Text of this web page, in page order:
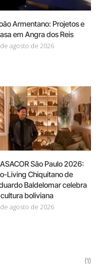
Armentano: Projetos e
em Angra dos Reis
agosto de 2026
São Paulo 2026:
Living Chiquitano de
Baldelomar celebra
boliviana
agosto de 2026
(1)